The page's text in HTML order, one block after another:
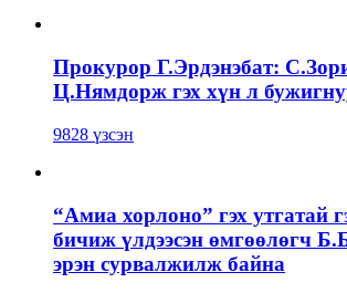
Прокурор Г.Эрдэнэбат:
Ц.Нямдорж гэх хүн л
9828 үзсэн
“Амиа хорлоно” гэх утгатай
бичиж үлдээсэн өмгөөлөгч
эрэн сурвалжилж байна